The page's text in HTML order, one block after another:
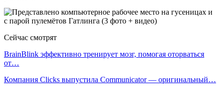
Сейчас смотрят
BrainBlink эффективно тренирует мозг, помогая оторваться
от…
Компания Clicks выпустила Communicator — оригинальный…